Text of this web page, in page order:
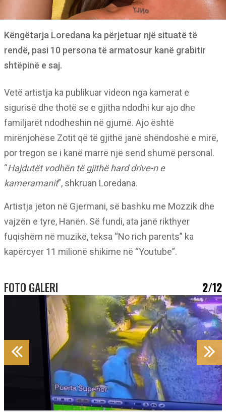
Këngëtarja Loredana ka përjetuar një situatë të
rendë, pasi 10 persona të armatosur kanë grabitir
shtëpinë e saj.
Vetë artistja ka publikuar videon nga kamerat e
sigurisë dhe thotë se e gjitha ndodhi kur ajo dhe
familjarët ndodheshin në gjumë. Ajo është
mirënjohëse Zotit që të gjithë janë shëndoshë e mirë,
por tregon se i kanë marrë një send shumë personal.
“Hajdutët vodhën të gjithë hard drive-n e
kameramanit”, shkruan Loredana.
Artistja jeton në Gjermani, së bashku me Mozzik dhe
vajzën e tyre, Hanën. Së fundi, ata janë rikthyer
fuqishëm në muzikë, teksa “No rich parents” ka
kapërcyer 11 milionë shikime në “Youtube”.
FOTO GALERI 2/12